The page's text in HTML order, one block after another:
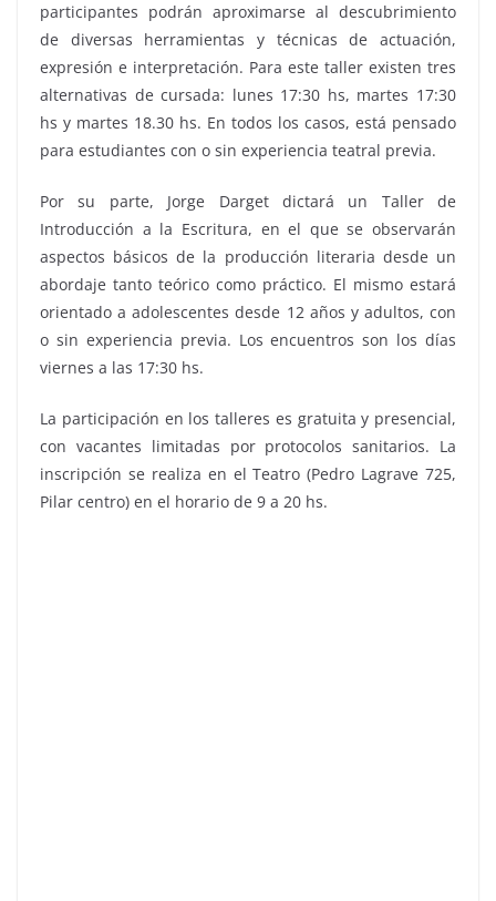
participantes podrán aproximarse al descubrimiento
de diversas herramientas y técnicas de actuación,
expresión e interpretación. Para este taller existen tres
alternativas de cursada: lunes 17:30 hs, martes 17:30
hs y martes 18.30 hs. En todos los casos, está pensado
para estudiantes con o sin experiencia teatral previa.
Por su parte, Jorge Darget dictará un Taller de
Introducción a la Escritura, en el que se observarán
aspectos básicos de la producción literaria desde un
abordaje tanto teórico como práctico. El mismo estará
orientado a adolescentes desde 12 años y adultos, con
o sin experiencia previa. Los encuentros son los días
viernes a las 17:30 hs.
La participación en los talleres es gratuita y presencial,
con vacantes limitadas por protocolos sanitarios. La
inscripción se realiza en el Teatro (Pedro Lagrave 725,
Pilar centro) en el horario de 9 a 20 hs.